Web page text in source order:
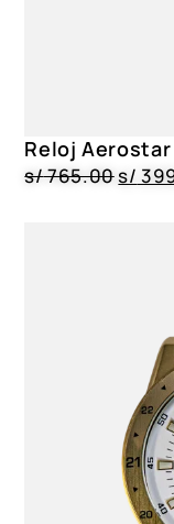
Reloj Aerostar
s/765.00s/